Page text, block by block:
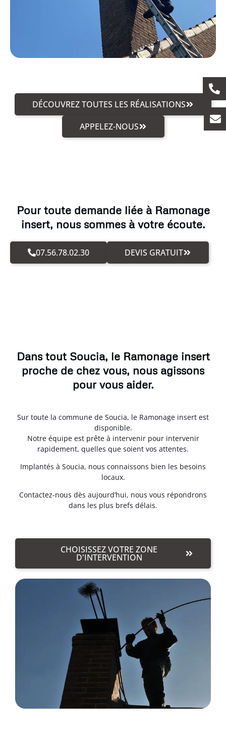
DÉCOUVREZ TOUTES LES RÉALISATIONS
APPELEZ-NOUS
Pour toute demande liée à Ramonage
insert, nous sommes à votre écoute.
07.56.78.02.30 DEVIS GRATUIT
Dans tout Soucia, le Ramonage insert
proche de chez vous, nous agissons
pour vous aider.
Sur toute la commune de Soucia, le Ramonage insert est
disponible.
Notre équipe est prête à intervenir pour intervenir
rapidement, quelles que soient vos attentes.
Implantés à Soucia, nous connaissons bien les besoins
locaux.
Contactez-nous dès aujourd’hui, nous vous répondrons
dans les plus brefs délais.
CHOISISSEZ VOTRE ZONE
D'INTERVENTION